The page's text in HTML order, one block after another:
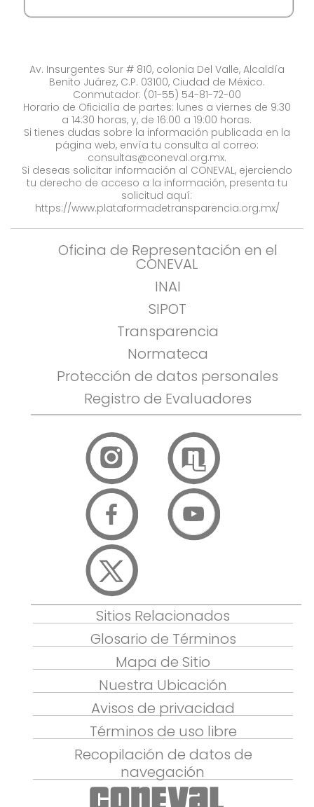
Av. Insurgentes Sur # 810, colonia Del Valle, Alcaldía
Benito Juárez, C.P. 03100, Ciudad de México.
Conmutador: (01-55) 54-81-72-00
Horario de Oficialía de partes: lunes a viernes de 9:30
a 14:30 horas, y, de 16:00 a 19:00 horas.
Si tienes dudas sobre la información publicada en la
página web, envía tu consulta al correo:
consultas@coneval.org.mx.
Si deseas solicitar información al CONEVAL, ejerciendo
tu derecho de acceso a la información, presenta tu
solicitud aquí:
https://www.plataformadetransparencia.org.mx/
Oficina de Representación en el
CONEVAL
INAI
SIPOT
Transparencia
Normateca
Protección de datos personales
Registro de Evaluadores
Sitios Relacionados
Glosario de Términos
Mapa de Sitio
Nuestra Ubicación
Avisos de privacidad
Términos de uso libre
Recopilación de datos de
navegación